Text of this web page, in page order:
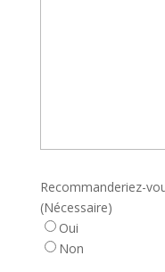
Recommanderiez-
(Nécessaire)
Oui
Non